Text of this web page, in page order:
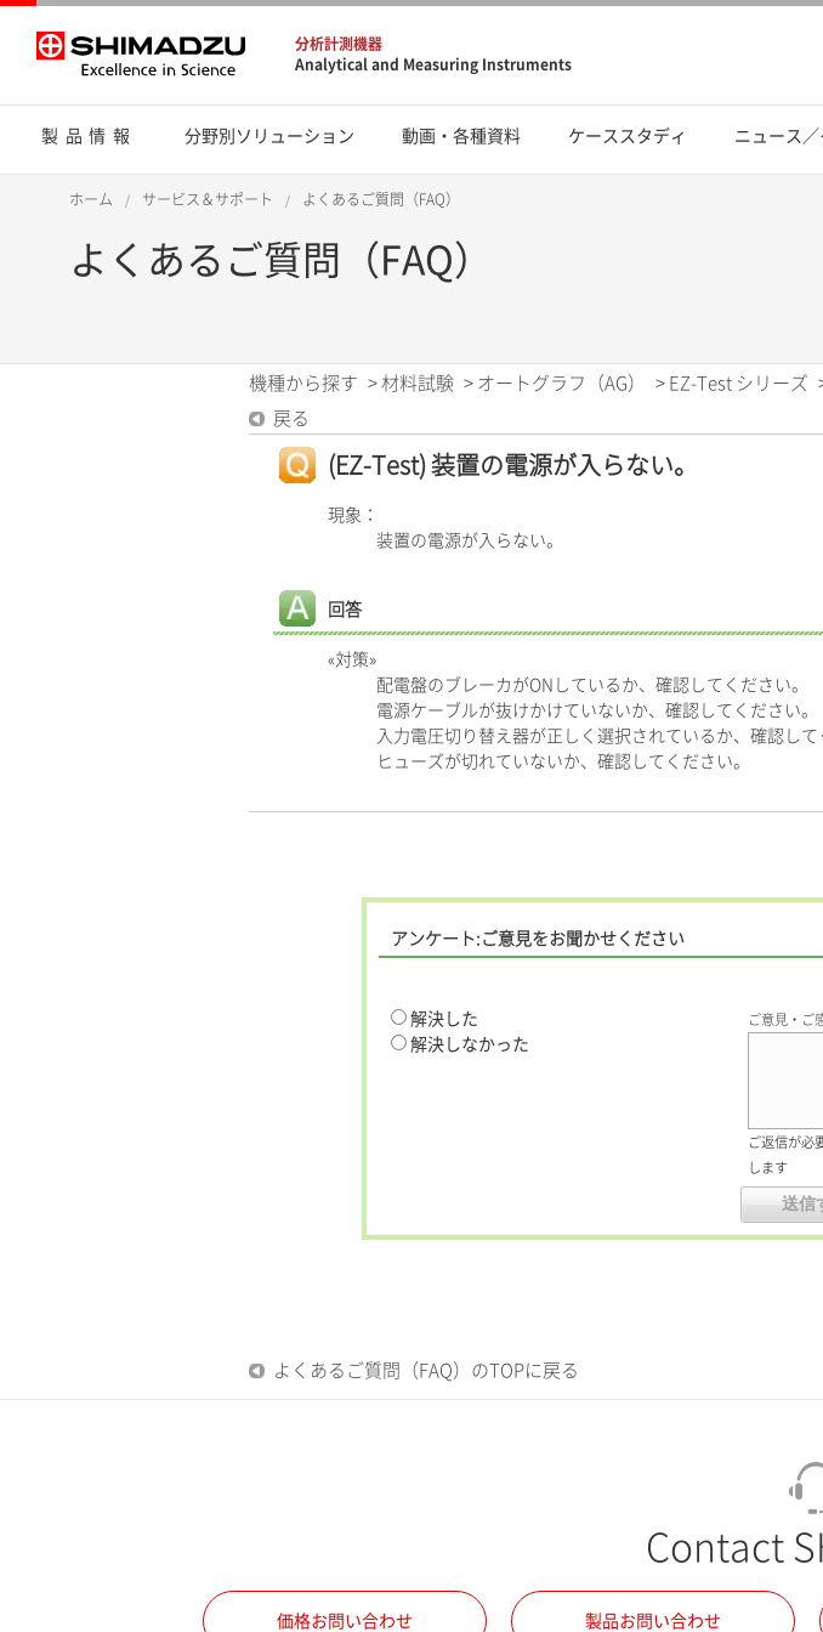
分析計測機器
Analytical and Measuring Instruments
製品情報 分野別ソリューション 動画・各種資料 ケーススタディ ニュース／
ホーム サービス＆サポート よくあるご質問（FAQ）
よくあるご質問（FAQ）
機種から探す > 材料試験 > オートグラフ（AG） > EZ-Test シリーズ
戻る
(EZ-Test) 装置の電源が入らない。
現象：
装置の電源が入らない。
回答
«対策»
配電盤のブレーカがONしているか、確認してください。
電源ケーブルが抜けかけていないか、確認してください。
入力電圧切り替え器が正しく選択されているか、確認して
ヒューズが切れていないか、確認してください。
アンケート:ご意見をお聞かせください
解決した
解決しなかった
ご意見・ご
ご返信が必
します
よくあるご質問（FAQ）のTOPに戻る
Contact
価格お問い合わせ 製品お問い合わせ